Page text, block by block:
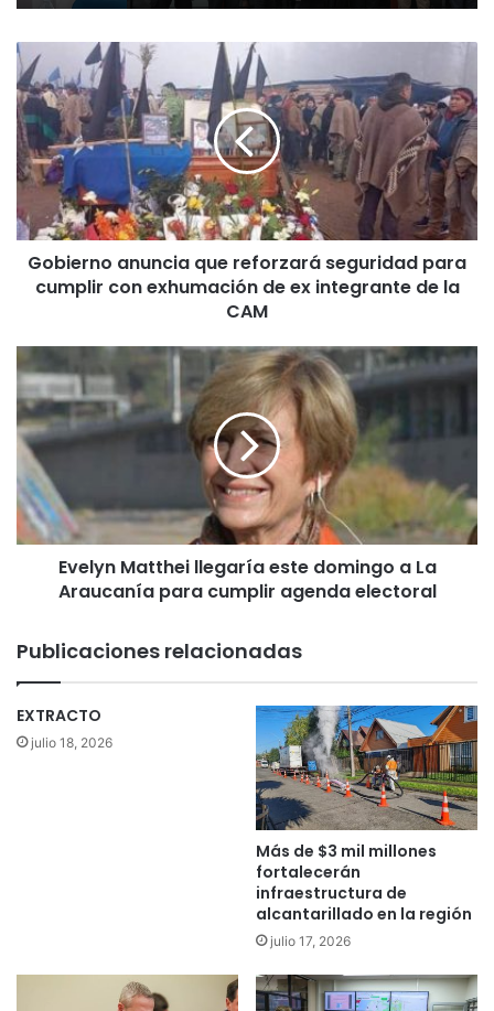
G
o
b
i
e
r
n
o
a
i
a
q
u
e
e
f
o
á
s
g
u
c
Gobierno anuncia que reforzará seguridad para
cumplir con exhumación de ex integrante de la
CAM
v
e
l
y
M
a
t
l
l
a
Evelyn Matthei llegaría este domingo a La
Araucanía para cumplir agenda electoral
Publicaciones relacionadas
EXTRACTO
julio 18, 2026
Más de $3 mil millones
fortalecerán
infraestructura de
alcantarillado en la región
julio 17, 2026